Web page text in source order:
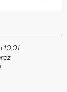
10:01